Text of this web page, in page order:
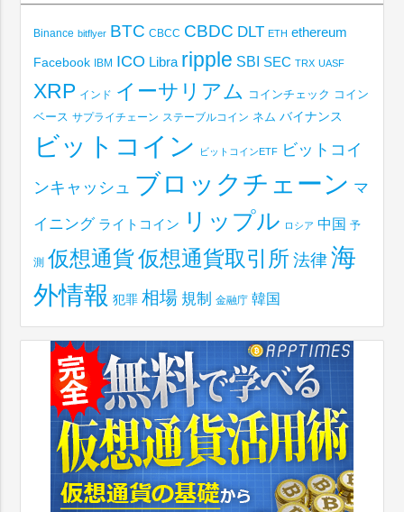
Binance bitflyer BTC CBCC CBDC DLT ETH ethereum
Facebook IBM ICO Libra ripple SBI SEC TRX UASF
XRP インド イーサリアム コインチェック コイン
ベース サプライチェーン ステーブルコイン ネム バイナンス
ビットコイン ビットコインETF ビットコイ
ンキャッシュ ブロックチェーン マ
イニング ライトコイン リップル ロシア 中国 予
測 仮想通貨仮想通貨取引所 法律 海
外情報 犯罪 相場 規制 金融庁 韓国